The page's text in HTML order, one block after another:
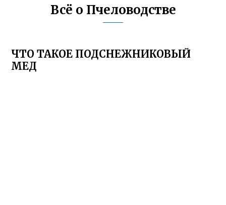
Всё о Пчеловодстве
ЧТО ТАКОЕ ПОДСНЕЖНИКОВЫЙ
МЕД